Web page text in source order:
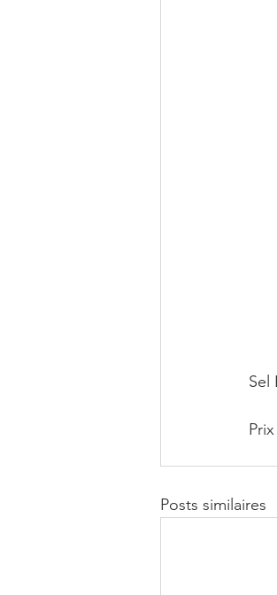
Sel
Posts similaires